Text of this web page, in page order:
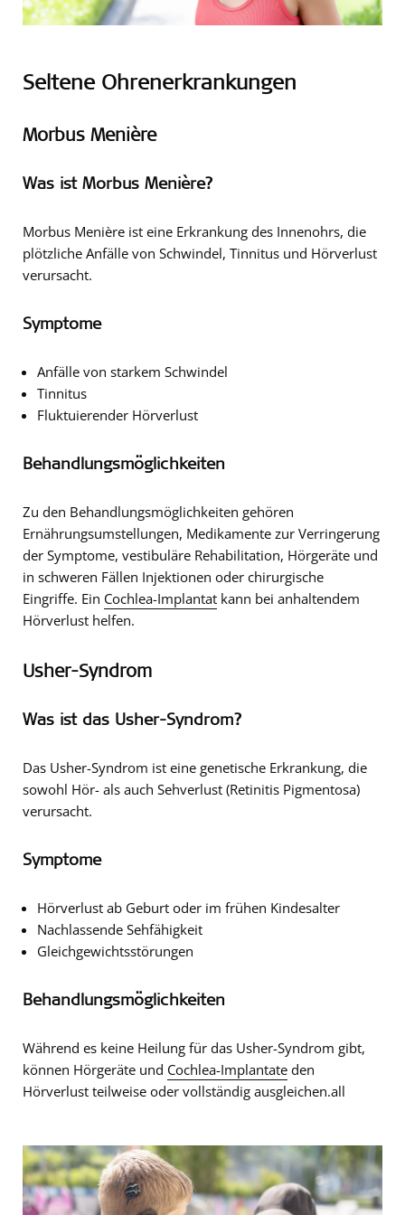
Seltene Ohrenerkrankungen
Morbus Menière
Was ist Morbus Menière?
Morbus Menière ist eine Erkrankung des Innenohrs, die
plötzliche Anfälle von Schwindel, Tinnitus und Hörverlust
verursacht.
Symptome
Anfälle von starkem Schwindel
Tinnitus
Fluktuierender Hörverlust
Behandlungsmöglichkeiten
Zu den Behandlungsmöglichkeiten gehören
Ernährungsumstellungen, Medikamente zur Verringerung
der Symptome, vestibuläre Rehabilitation, Hörgeräte und
in schweren Fällen Injektionen oder chirurgische
Eingriffe. Ein Cochlea-Implantat kann bei anhaltendem
Hörverlust helfen.
Usher-Syndrom
Was ist das Usher-Syndrom?
Das Usher-Syndrom ist eine genetische Erkrankung, die
sowohl Hör- als auch Sehverlust (Retinitis Pigmentosa)
verursacht.
Symptome
Hörverlust ab Geburt oder im frühen Kindesalter
Nachlassende Sehfähigkeit
Gleichgewichtsstörungen
Behandlungsmöglichkeiten
Während es keine Heilung für das Usher-Syndrom gibt,
können Hörgeräte und Cochlea-Implantate den
Hörverlust teilweise oder vollständig ausgleichen.all